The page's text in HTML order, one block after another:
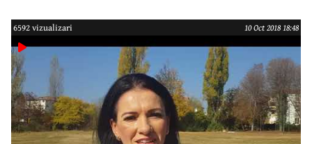
tras la răspundere. Despre acest litigiu pornit de la un
contract care încalcă hotărârile Consiliului Local, noi am
scris pe larg, de nenumărate ori. Am urmărit pas cu pas
evoluția litigiului, deciziile care s-au luat, discuțiile de la
nivelul administrației locale și am atras atenția că se va
ajunge la excluderea clubului din competițiile sportive.
6592 vizualizari 10 Oct 2018 18:48